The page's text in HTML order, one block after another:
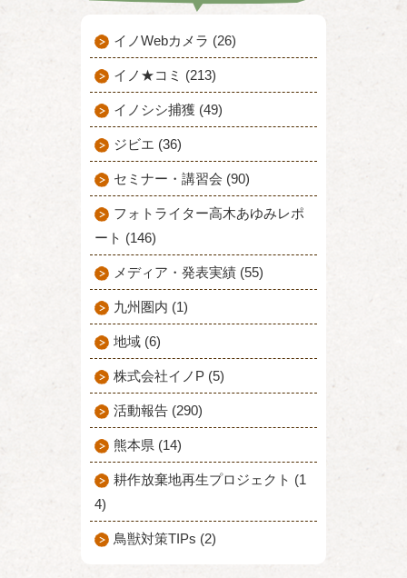
イノWebカメラ (26)
イノ★コミ (213)
イノシシ捕獲 (49)
ジビエ (36)
セミナー・講習会 (90)
フォトライター高木あゆみレポ
ート (146)
メディア・発表実績 (55)
九州圏内 (1)
地域 (6)
株式会社イノP (5)
活動報告 (290)
熊本県 (14)
耕作放棄地再生プロジェクト (1
4)
鳥獣対策TIPs (2)